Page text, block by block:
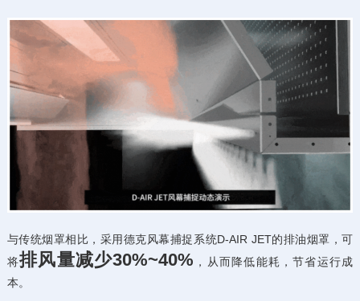
与传统烟罩相比，采用德克风幕捕捉系统D-AIR JET的排油烟罩，可
将排风量减少30%~40% ，从而降低能耗，节省运行成
本。